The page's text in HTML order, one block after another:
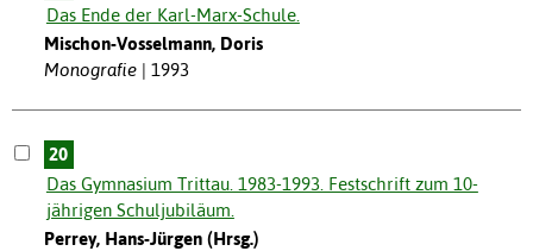
Das Ende der Karl-Marx-Schule.
Mischon-Vosselmann, Doris
Monografie
1993
20
Das Gymnasium Trittau. 1983-1993. Festschrift zum 10-
jährigen Schuljubiläum.
Perrey, Hans-Jürgen (Hrsg.)